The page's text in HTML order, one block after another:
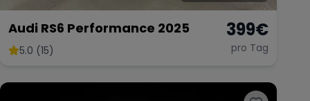
Audi RS6 Performance 2025
5.0 (15)
399€
pro Tag